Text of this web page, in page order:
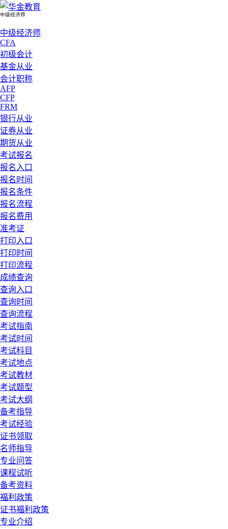
中级经济师
中级经济师
CFA
初级会计
基金从业
会计职称
AFP
CFP
FRM
银行从业
证券从业
期货从业
考试报名
报名入口
报名时间
报名条件
报名流程
报名费用
准考证
打印入口
打印时间
打印流程
成绩查询
查询入口
查询时间
查询流程
考试指南
考试时间
考试科目
考试地点
考试教材
考试题型
考试大纲
备考指导
考试经验
证书领取
名师指导
专业问答
课程试听
备考资料
福利政策
证书福利政策
专业介绍